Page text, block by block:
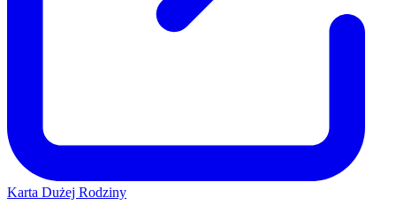
Karta Dużej Rodziny